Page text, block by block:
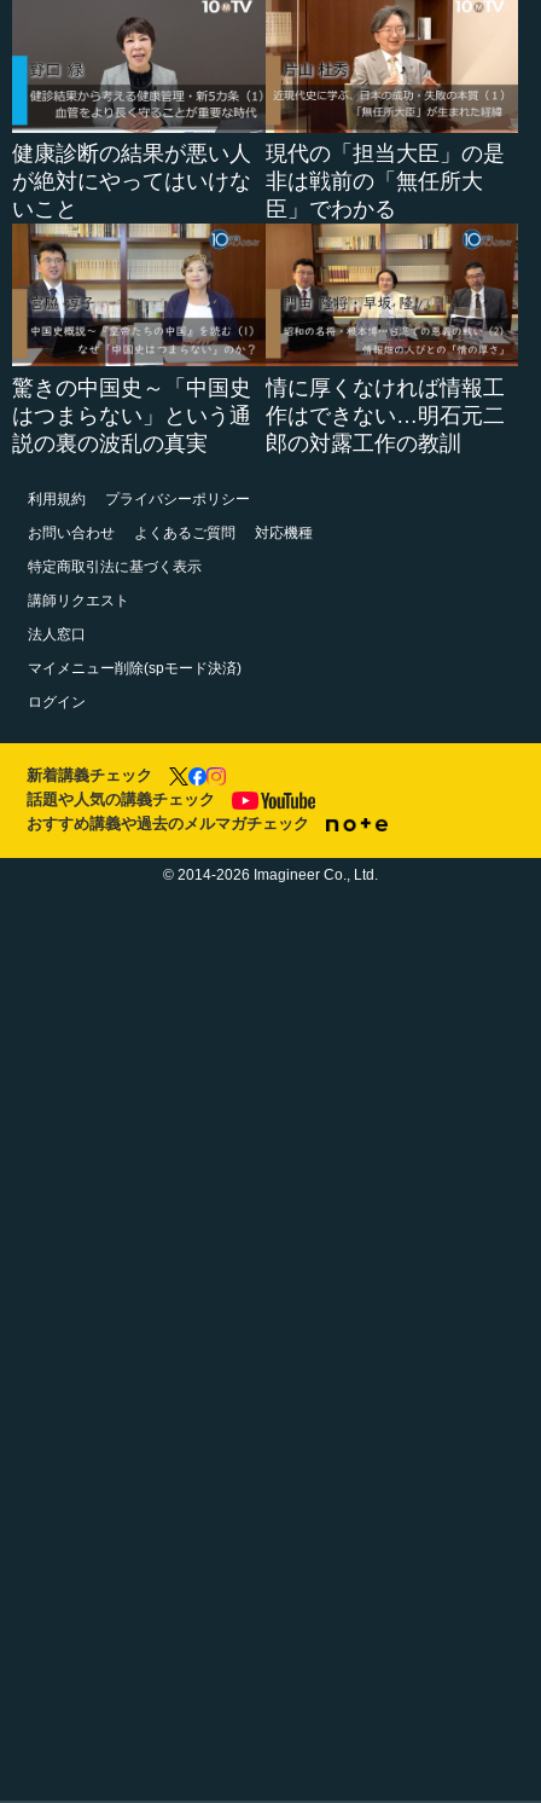
健康診断の結果が悪い人
が絶対にやってはいけな
いこと
現代の「担当大臣」の是
非は戦前の「無任所大
臣」でわかる
驚きの中国史～「中国史
はつまらない」という通
説の裏の波乱の真実
情に厚くなければ情報工
作はできない…明石元二
郎の対露工作の教訓
利用規約
プライバシーポリシー
お問い合わせ
よくあるご質問
対応機種
特定商取引法に基づく表示
講師リクエスト
法人窓口
マイメニュー削除(spモード決済)
ログイン
新着講義チェック
話題や人気の講義チェック
おすすめ講義や過去のメルマガチェック
© 2014-2026 Imagineer Co., Ltd.